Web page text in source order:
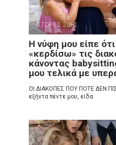
ΙΣΤΟΡΙΕΣ ΖΩΗΣ
Η νύφη μου είπε
«κερδίσω» τις
κάνοντας
μου τελικά με
ΟΙ ΔΙΑΚΟΠΕΣ ΠΟΥ ΠΟΤΕ ΔΕΝ
εξήντα πέντε μου, είδα